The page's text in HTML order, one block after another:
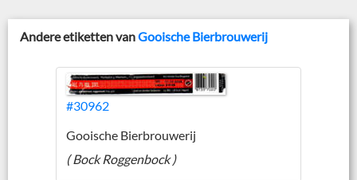
Andere etiketten vanGooische Bierbrouwerij
#30962
Gooische Bierbrouwerij
( Bock Roggenbock )